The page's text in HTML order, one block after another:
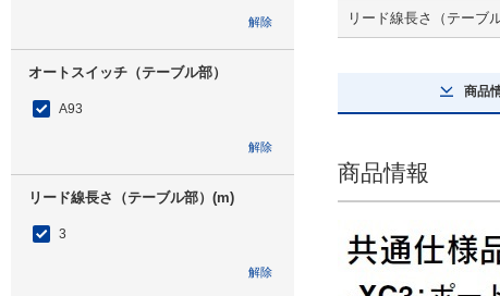
解除
オートスイッチ（テーブル部）
A93
解除
リード線長さ（テーブル部）(m)
3
解除
リード線長さ（テーブ
商品
商品情報